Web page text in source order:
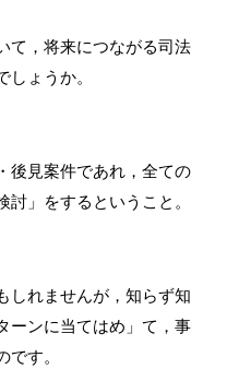
て，将来につながる司法
ょうか。
後見案件であれ，全ての
」をするということ。
しれませんが，知らず知
ーンに当てはめ」て，事
す。